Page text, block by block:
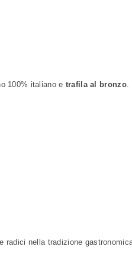
100% italiano e trafila al bronzo.
radici nella tradizione